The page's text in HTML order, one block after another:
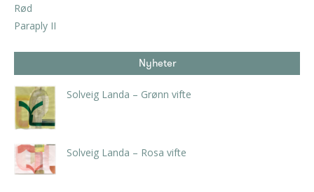
Nyheter
Solveig Landa – Grønn vifte
Solveig Landa – Rosa vifte